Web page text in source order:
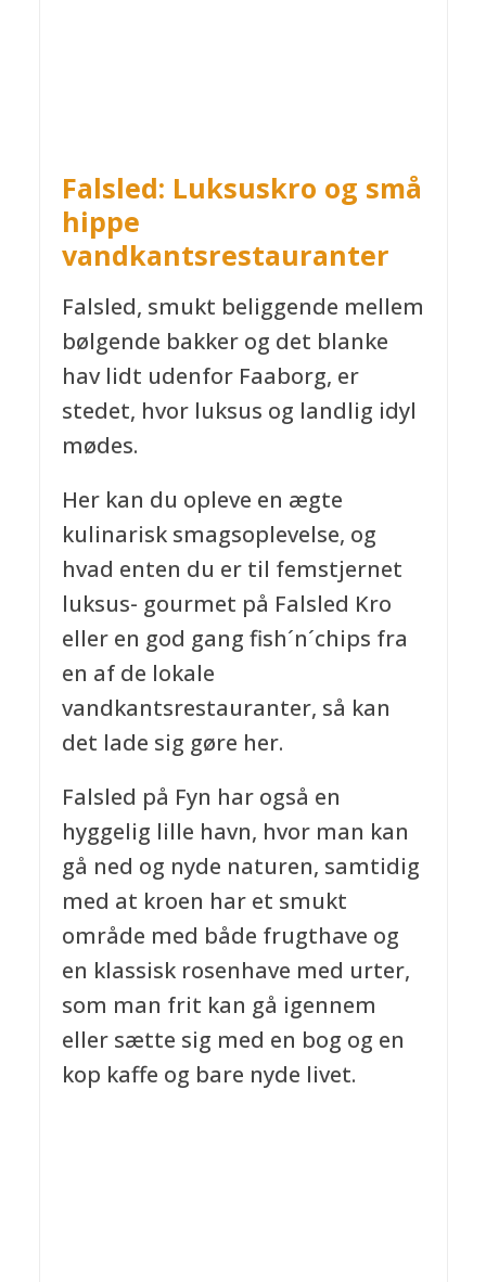
Falsled: Luksuskro og små
hippe
vandkantsrestauranter
Falsled, smukt beliggende mellem
bølgende bakker og det blanke
hav lidt udenfor Faaborg, er
stedet, hvor luksus og landlig idyl
mødes.
Her kan du opleve en ægte
kulinarisk smagsoplevelse, og
hvad enten du er til femstjernet
luksus- gourmet på Falsled Kro
eller en god gang fish´n´chips fra
en af de lokale
vandkantsrestauranter, så kan
det lade sig gøre her.
Falsled på Fyn har også en
hyggelig lille havn, hvor man kan
gå ned og nyde naturen, samtidig
med at kroen har et smukt
område med både frugthave og
en klassisk rosenhave med urter,
som man frit kan gå igennem
eller sætte sig med en bog og en
kop kaffe og bare nyde livet.